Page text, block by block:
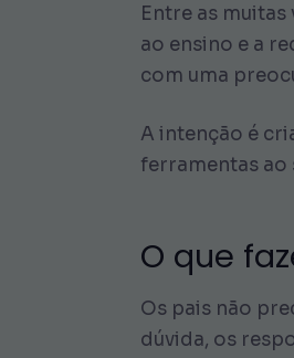
Entre as
ao ensino e a
com uma
A intenção é
ferramentas ao
O que
Os pais não
dúvida, os